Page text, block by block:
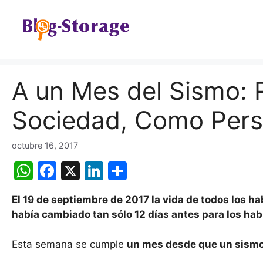
contenido
A un Mes del Sismo:
Sociedad, Como
octubre 16, 2017
W
h
at
A
F
c
b
X
Li
k
dI
o
m
ar
El 19 de septiembre de 2017 la vida de todos los
había cambiado tan sólo 12 días antes para los
Esta semana se cumple un mes desde que un